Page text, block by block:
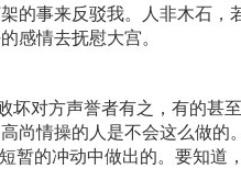
的事来反驳我。人非木石，
感情去抚慰大宫。
坏对方声誉者有之，有的甚
尚情操的人是不会这么做的
暂的冲动中做出的。要知道